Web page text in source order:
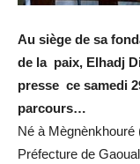
Au siège de sa
de la paix, Elhadj
presse ce samedi
parcours…
Né à Mègnènkhouré
Préfecture de